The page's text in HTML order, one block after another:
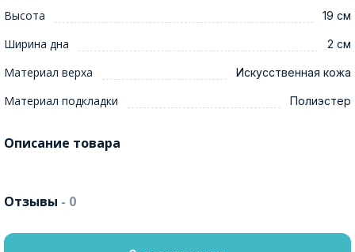
Высота 19 см
Ширина дна 2 см
Материал верха Искусственная кожа
Материал подкладки Полиэстер
Описание товара
Отзывы - 0